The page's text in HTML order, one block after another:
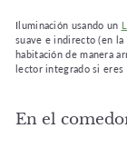
Iluminación usando un
suave e indirecto (en
habitación de manera
lector integrado si eres
En el